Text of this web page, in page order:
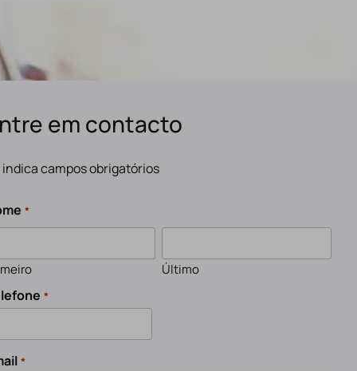
em contacto
indica campos obrigatórios
*
Último
*
*